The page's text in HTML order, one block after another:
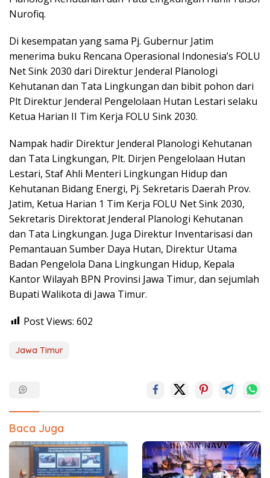
Nurofiq.
Di kesempatan yang sama Pj. Gubernur Jatim
menerima buku Rencana Operasional Indonesia’s FOLU
Net Sink 2030 dari Direktur Jenderal Planologi
Kehutanan dan Tata Lingkungan dan bibit pohon dari
Plt Direktur Jenderal Pengelolaan Hutan Lestari selaku
Ketua Harian II Tim Kerja FOLU Sink 2030.
Nampak hadir Direktur Jenderal Planologi Kehutanan
dan Tata Lingkungan, Plt. Dirjen Pengelolaan Hutan
Lestari, Staf Ahli Menteri Lingkungan Hidup dan
Kehutanan Bidang Energi, Pj. Sekretaris Daerah Prov.
Jatim, Ketua Harian 1 Tim Kerja FOLU Net Sink 2030,
Sekretaris Direktorat Jenderal Planologi Kehutanan
dan Tata Lingkungan. Juga Direktur Inventarisasi dan
Pemantauan Sumber Daya Hutan, Direktur Utama
Badan Pengelola Dana Lingkungan Hidup, Kepala
Kantor Wilayah BPN Provinsi Jawa Timur, dan sejumlah
Bupati Walikota di Jawa Timur.
Post Views: 602
Jawa Timur
Baca Juga